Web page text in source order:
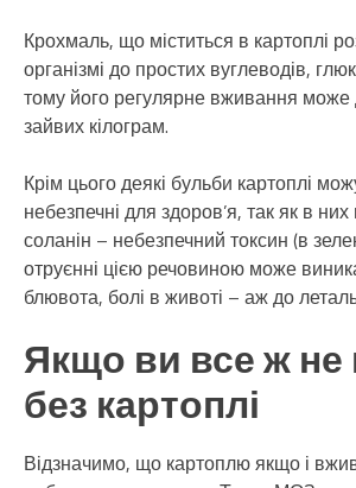
Крохмаль, що міститься в картоплі
організмі до простих вуглеводів,
тому його регулярне вживання
зайвих кілограм.
Крім цього деякі бульби картоплі
небезпечні для здоров’я, так як в
соланін – небезпечний токсин (в
отруєнні цією речовиною може
блювота, болі в животі – аж до
Якщо ви все ж
без картоплі
Відзначимо, що картоплю якщо і